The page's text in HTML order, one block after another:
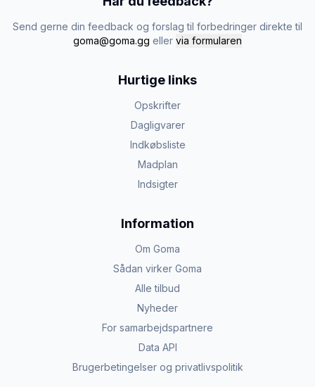
Send gerne din feedback og forslag til forbedringer direkte til
goma@goma.gg eller via formularen
Hurtige links
Opskrifter
Dagligvarer
Indkøbsliste
Madplan
Indsigter
Information
Om Goma
Sådan virker Goma
Alle tilbud
Nyheder
For samarbejdspartnere
Data API
Brugerbetingelser og privatlivspolitik